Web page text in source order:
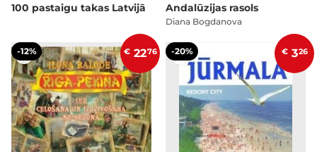
100 pastaigu takas Latvijā Andalūzijas rasols
Diana Bogdanova
-12% € 2276 -20% € 326